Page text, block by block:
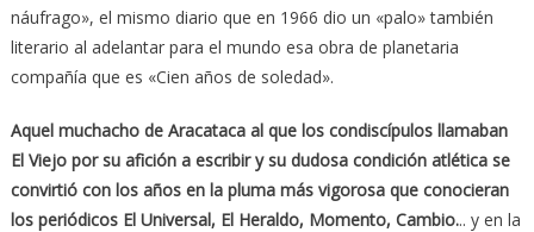
náufrago», el mismo diario que en 1966 dio un «palo» también
literario al adelantar para el mundo esa obra de planetaria
compañía que es «Cien años de soledad».
Aquel muchacho de Aracataca al que los condiscípulos llamaban
El Viejo por su afición a escribir y su dudosa condición atlética se
convirtió con los años en la pluma más vigorosa que conocieran
los periódicos El Universal, El Heraldo, Momento, Cambio... y en la